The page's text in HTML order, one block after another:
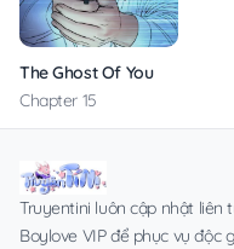
The Ghost Of You
Chapter 15
Truyentini luôn cập nhật
Boylove VIP để phục vụ độc